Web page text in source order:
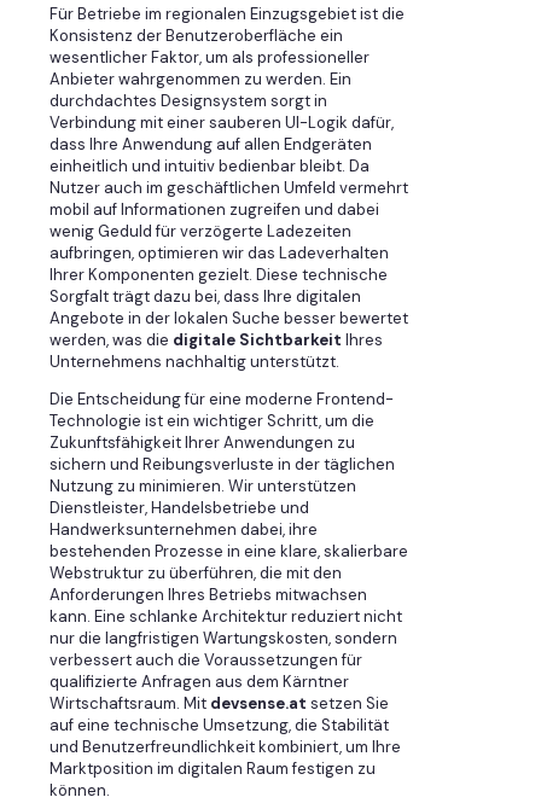
Für Betriebe im regionalen Einzugsgebiet ist die
Konsistenz der Benutzeroberfläche ein
wesentlicher Faktor, um als professioneller
Anbieter wahrgenommen zu werden. Ein
durchdachtes Designsystem sorgt in
Verbindung mit einer sauberen UI-Logik dafür,
dass Ihre Anwendung auf allen Endgeräten
einheitlich und intuitiv bedienbar bleibt. Da
Nutzer auch im geschäftlichen Umfeld vermehrt
mobil auf Informationen zugreifen und dabei
wenig Geduld für verzögerte Ladezeiten
aufbringen, optimieren wir das Ladeverhalten
Ihrer Komponenten gezielt. Diese technische
Sorgfalt trägt dazu bei, dass Ihre digitalen
Angebote in der lokalen Suche besser bewertet
werden, was die digitale Sichtbarkeit Ihres
Unternehmens nachhaltig unterstützt.
Die Entscheidung für eine moderne Frontend-
Technologie ist ein wichtiger Schritt, um die
Zukunftsfähigkeit Ihrer Anwendungen zu
sichern und Reibungsverluste in der täglichen
Nutzung zu minimieren. Wir unterstützen
Dienstleister, Handelsbetriebe und
Handwerksunternehmen dabei, ihre
bestehenden Prozesse in eine klare, skalierbare
Webstruktur zu überführen, die mit den
Anforderungen Ihres Betriebs mitwachsen
kann. Eine schlanke Architektur reduziert nicht
nur die langfristigen Wartungskosten, sondern
verbessert auch die Voraussetzungen für
qualifizierte Anfragen aus dem Kärntner
Wirtschaftsraum. Mit devsense.at setzen Sie
auf eine technische Umsetzung, die Stabilität
und Benutzerfreundlichkeit kombiniert, um Ihre
Marktposition im digitalen Raum festigen zu
können.